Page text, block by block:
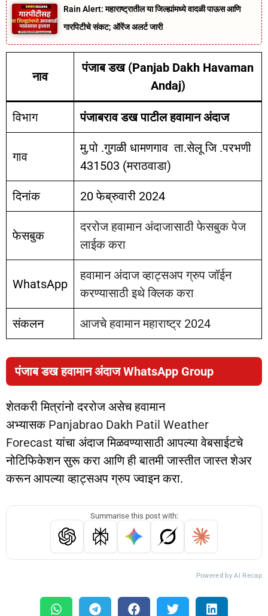
Rain Alert: महाराष्ट्रातील या जिल्ह्यांमध्ये वादळी पाऊस आणि
गारपिटीचे संकट; ऑरेंज अलर्ट जारी
नाव
पंजाब डख (Panjab Dakh Havaman
Andaj)
विभाग पंजाबराव डख पाटील हवामान अंदाज
गाव
मु.पो .गुगळी धामणगाव ता.सेलू जि .परभणी
431503 (मराठवाडा)
दिनांक 20 फेब्रुवारी 2024
फेसबुक
दररोज हवामान अंदाजासाठी फेसबुक पेज
लाईक करा
WhatsApp
हवामान अंदाज व्हाट्सअप ग्रुप जॉईन
करण्यासाठी इथे क्लिक करा
संकलन आजचे हवामान महाराष्ट्र 2024
पंजाब डख हवामान अंदाज WhatsApp Group
शेतकरी मित्रांनो दररोज असेच हवामान
अभ्यासक Panjabrao Dakh Patil Weather
Forecastयांचा अंदाज मिळवण्यासाठी आपल्या वेबसाईटचे
नोटिफिकेशन सुरू करा आणि ही बातमी जास्तीत जास्त शेअर
करून आपल्या व्हाट्सअप ग्रुप ज्वाइन करा.
Summarise this post with:
Powered by AI Recap